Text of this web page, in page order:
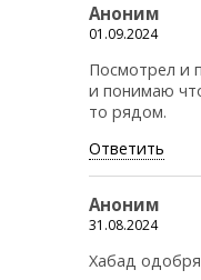
Аноним
01.09.2024
Посмотрел и
и понимаю
то рядом.
Ответить
Аноним
31.08.2024
Хабад